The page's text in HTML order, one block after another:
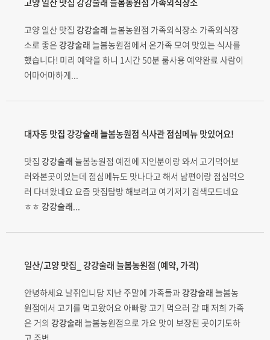
고양 일산 맛집 강강술래 늘봄농원점 가족외식장소 가족외식장
소로 좋은 강강술래 늘봄농원점에서 온가족 모여 맛있는 식사를
했습니다! 미리 예약을 하니 1시간 50분 룸사용 예약완료 사람이
어마어마하게...
대자동 맛집 강강술래늘봄농원점 식사관 점심메뉴 맛있어요!
맛집 강강술래 늘봄농원점 예전에 지인분이랑 와서 고기먹어보
러와본곳이었는데 점심메뉴도 맛나다고 해서 남편이랑 점심먹으
러 다녀왔네요 요즘 맛집탐방 해보려고 여기저기 검색모드네요
ㅎㅎ 강강술래
일산/고양 맛집_ 강강술래늘봄농원점 (예약, 가격)
안녕하세요 날쥐입니당 지난 주말에 가족들과강강술래 늘봄농
원점에서 고기를 먹고왔어요 아빠랑 고기 먹으러 갈 때 저희 가족
은 거의 강강술래 늘봄농원점으로 가요 맛이 보장된 곳이기도하
고 주변...